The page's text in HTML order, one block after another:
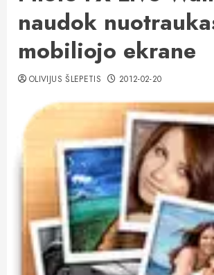
naudok
mobiliojo ekrane
OLIVIJUS ŠLEPETIS 2012-02-20